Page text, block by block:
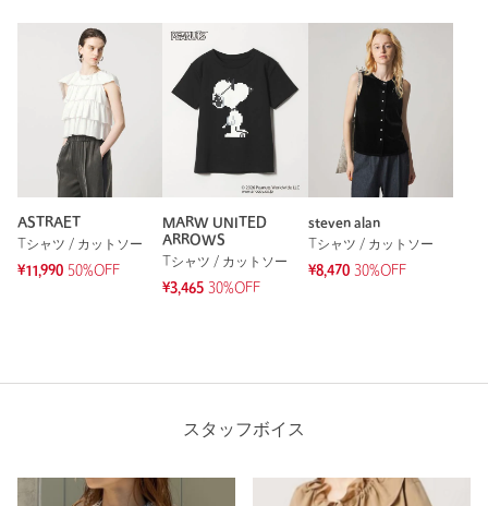
ASTRAET
Tシャツ / カットソー
¥11,990 50%OFF
MARW UNITED
ARROWS
Tシャツ / カットソー
¥3,465 30%OFF
steven alan
Tシャツ / カットソー
¥8,470 30%OFF
スタッフボイス